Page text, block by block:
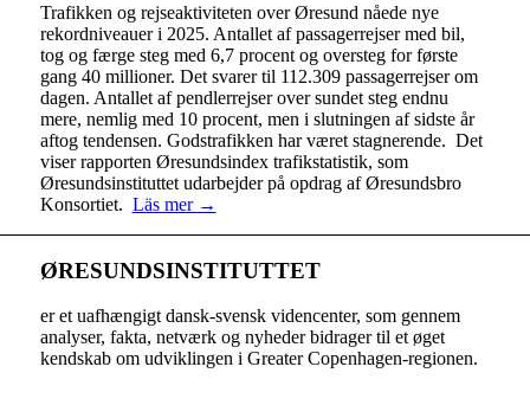
Trafikken og rejseaktiviteten over Øresund nåede nye
rekordniveauer i 2025. Antallet af passagerrejser med bil,
tog og færge steg med 6,7 procent og oversteg for første
gang 40 millioner. Det svarer til 112.309 passagerrejser om
dagen. Antallet af pendlerrejser over sundet steg endnu
mere, nemlig med 10 procent, men i slutningen af sidste år
aftog tendensen. Godstrafikken har været stagnerende. Det
viser rapporten Øresundsindex trafikstatistik, som
Øresundsinstituttet udarbejder på opdrag af Øresundsbro
Konsortiet. Läs mer →
ØRESUNDSINSTITUTTET
er et uafhængigt dansk-svensk videncenter, som gennem
analyser, fakta, netværk og nyheder bidrager til et øget
kendskab om udviklingen i Greater Copenhagen-regionen.